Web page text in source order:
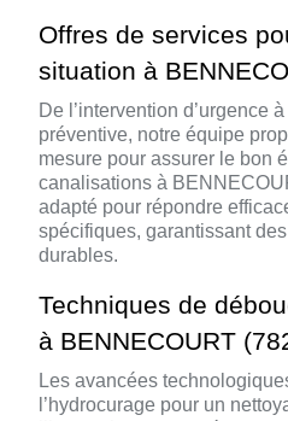
Offres de services
situation à
De l’intervention d’urgence
préventive, notre équipe
mesure pour assurer le bon
canalisations à
adapté pour répondre
spécifiques, garantissant
durables.
Techniques de
à BENNECOURT
Les avancées
l’hydrocurage pour un